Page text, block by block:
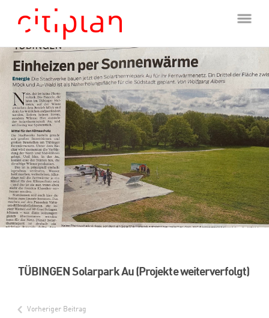
TÜBINGEN Solarpark Au (Projekte weiterverfolgt)
Vorheriger Beitrag